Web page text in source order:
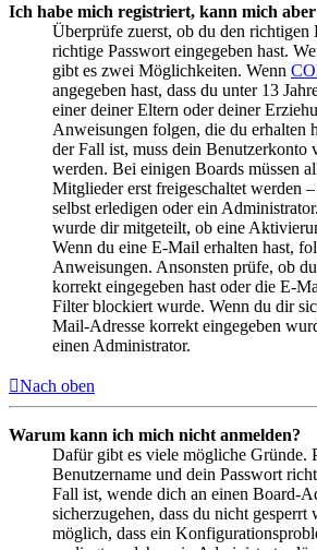
Ich habe mich registriert, kann mich
Überprüfe zuerst, ob du den richtigen
richtige Passwort eingegeben hast.
gibt es zwei Möglichkeiten. Wenn
angegeben hast, dass du unter 13
einer deiner Eltern oder deiner
Anweisungen folgen, die du erhalten
der Fall ist, muss dein Benutzerkonto
werden. Bei einigen Boards müssen
Mitglieder erst freigeschaltet werden
selbst erledigen oder ein
wurde dir mitgeteilt, ob eine
Wenn du eine E-Mail erhalten hast,
Anweisungen. Ansonsten prüfe, ob
korrekt eingegeben hast oder die E-
Filter blockiert wurde. Wenn du dir
Mail-Adresse korrekt eingegeben
einen Administrator.
Nach oben
Warum kann ich mich nicht anmelden?
Dafür gibt es viele mögliche Gründe.
Benutzername und dein Passwort
Fall ist, wende dich an einen Board-
sicherzugehen, dass du nicht gesperrt
möglich, dass ein